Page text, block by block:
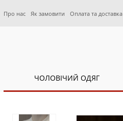
Про нас Як замовити Оплата та доставка
ЧОЛОВІЧИЙ ОДЯГ